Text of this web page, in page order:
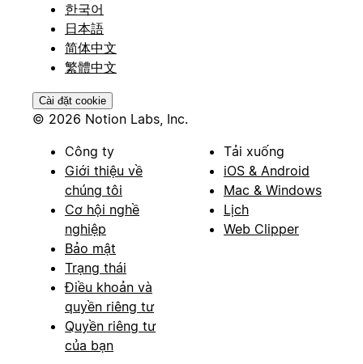
한국어
日本語
简体中文
繁體中文
Cài đặt cookie
© 2026 Notion Labs, Inc.
Công ty
Giới thiệu về
chúng tôi
Cơ hội nghề
nghiệp
Bảo mật
Trạng thái
Điều khoản và
quyền riêng tư
Quyền riêng tư
của bạn
Tải xuống
iOS & Android
Mac & Windows
Lịch
Web Clipper